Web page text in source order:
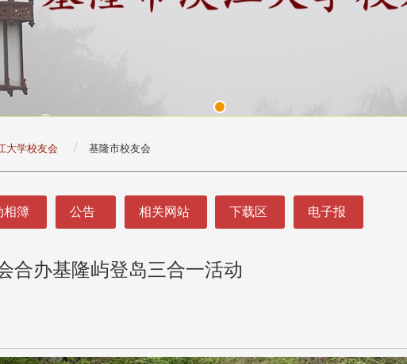
大学校友会 基隆市校友会
相簿 公告 相关网站 下载区 电子报
合办基隆屿登岛三合一活动